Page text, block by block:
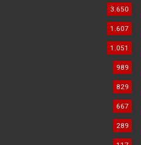
3.650
1.607
1.051
989
829
667
289